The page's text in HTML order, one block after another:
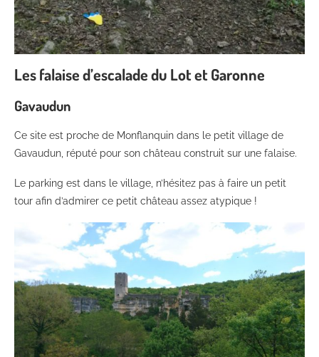
Les falaise d’escalade du Lot et Garonne
Gavaudun
Ce site est proche de Monflanquin dans le petit village de
Gavaudun, réputé pour son château construit sur une falaise.
Le parking est dans le village, n’hésitez pas à faire un petit
tour afin d’admirer ce petit château assez atypique !